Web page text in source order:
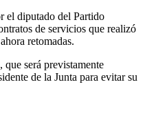
el diputado del Partido
de servicios que realizó
retomadas.
será previstamente
de la Junta para evitar su